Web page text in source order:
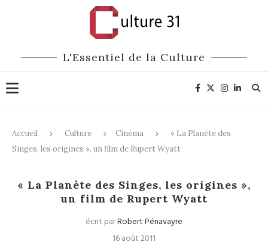
L'Essentiel de la Culture
Accueil Culture Cinéma
« La Planète des
Singes, les origines », un film de Rupert Wyatt
« La Planète des Singes, les origines »,
un film de Rupert Wyatt
écrit parRobert Pénavayre
16 août 2011